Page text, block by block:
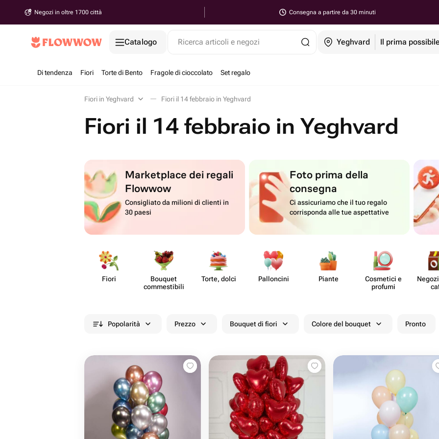
Negozi in oltre 1700 città Consegna a partire da 30 minuti
Catalogo Ricerca articoli e negozi Yeghvard Il prima possibile
Di tendenza Fiori Torte di Bento Fragole di cioccolato Set regalo
Fiori in Yeghvard Fiori il 14 febbraio in Yeghvard
Fiori il 14 febbraio in Yeghvard
Marketplace dei regali
Flowwow
Consigliato da milioni di clienti in
30 paesi
Foto prima della
consegna
Ci assicuriamo che il tuo regalo
corrisponda alle tue aspettative
Fiori
Bouquet
commes​tibili
Torte, dolci Pall​oncini Piante
Cosmetici e
profumi
Popolarità Prezzo Bouquet di fiori Colore del bouquet Pronto